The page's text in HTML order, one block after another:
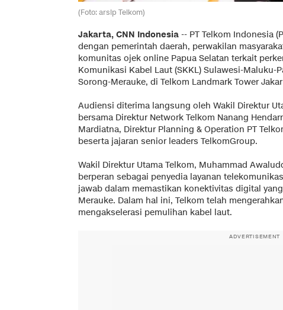
(Foto: arsip Telkom)
Jakarta, CNN Indonesia -- PT Telkom Indonesia
dengan pemerintah daerah, perwakilan
komunitas ojek online Papua Selatan terkait
Komunikasi Kabel Laut (SKKL) Sulawesi-Maluku-
Sorong-Merauke, di Telkom Landmark Tower
Audiensi diterima langsung oleh Wakil Direktur
bersama Direktur Network Telkom Nanang
Mardiatna, Direktur Planning & Operation PT
beserta jajaran senior leaders TelkomGroup.
Wakil Direktur Utama Telkom, Muhammad
berperan sebagai penyedia layanan
jawab dalam memastikan konektivitas digital
Merauke. Dalam hal ini, Telkom telah
mengakselerasi pemulihan kabel laut.
ADVERTISEMENT